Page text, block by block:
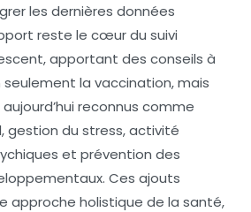
les dernières données
reste le cœur du suivi
apportant des conseils à
la vaccination, mais
reconnus comme
gestion du stress, activité
et prévention des
Ces ajouts
approche holistique de la santé,